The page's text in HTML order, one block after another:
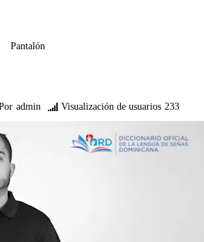
Pantalón
admin Visualización de usuarios 233